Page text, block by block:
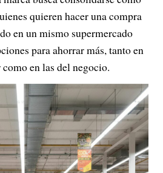
quieren hacer una compra
en un mismo supermercado
para ahorrar más, tanto en
en las del negocio.